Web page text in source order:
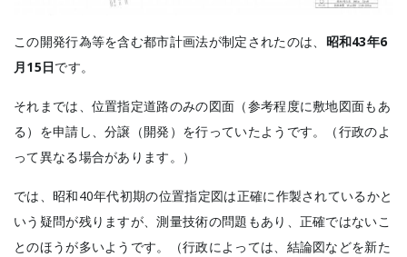
この開発行為等を含む都市計画法が制定されたのは、 昭和43年6
月15日です。
それまでは、位置指定道路のみの図面（参考程度に敷地図面もあ
る）を申請し、分譲（開発）を行っていたようです。（行政のよ
って異なる場合があります。）
では、昭和40年代初期の位置指定図は正確に作製されているかと
いう疑問が残りますが、測量技術の問題もあり、正確ではないこ
とのほうが多いようです。（行政によっては、結論図などを新た